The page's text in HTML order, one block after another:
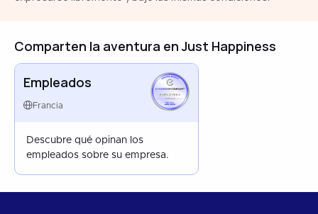
Comparten la aventura en Just Happiness
Empleados
Francia
EMPLOYEES
FRANCE
APR 2026
Descubre qué opinan los
empleados sobre su empresa.